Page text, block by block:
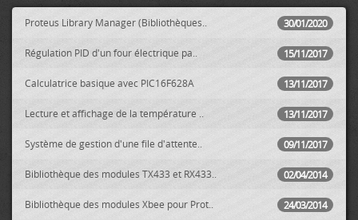
30/01/2020
Proteus Library Manager (Bibliothèques..
15/11/2017
Régulation PID d'un four électrique pa..
13/11/2017
Calculatrice basique avec PIC16F628A
13/11/2017
Lecture et affichage de la température ..
09/11/2017
Système de gestion d'une file d'attente..
02/04/2014
Bibliothèque des modules TX433 et RX433..
24/03/2014
Bibliothèque des modules Xbee pour Prot..